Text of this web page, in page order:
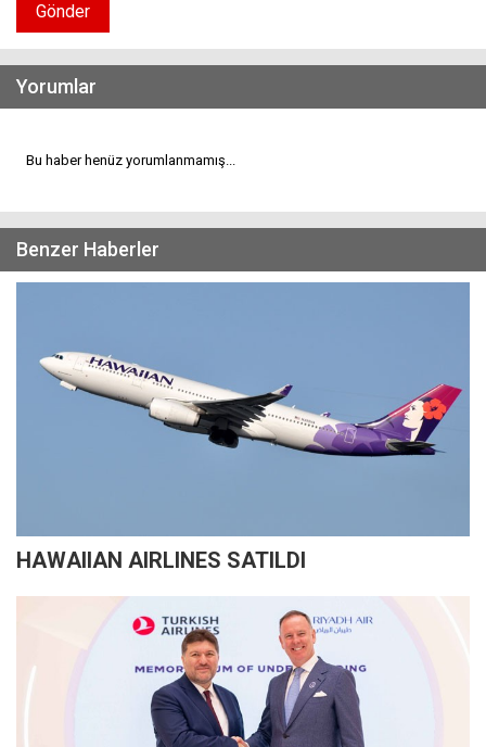
Gönder
Yorumlar
Bu haber henüz yorumlanmamış...
Benzer Haberler
HAWAIIAN AIRLINES SATILDI